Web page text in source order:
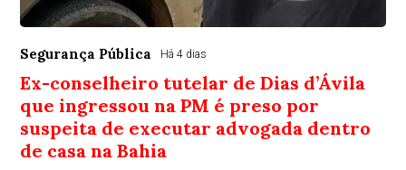
Segurança Pública Há 4 dias
Ex-conselheiro tutelar de Dias d’Ávila
que ingressou na PM é preso por
suspeita de executar advogada dentro
de casa na Bahia